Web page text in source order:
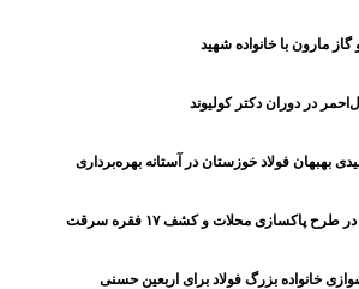
مارون با خانواده شهید
در دوران دکتر کولیوند
بهبهان فولاد خوزستان در آستانه بهره‌برداری
خانواده بزرگ فولاد برای اربعین حسنی